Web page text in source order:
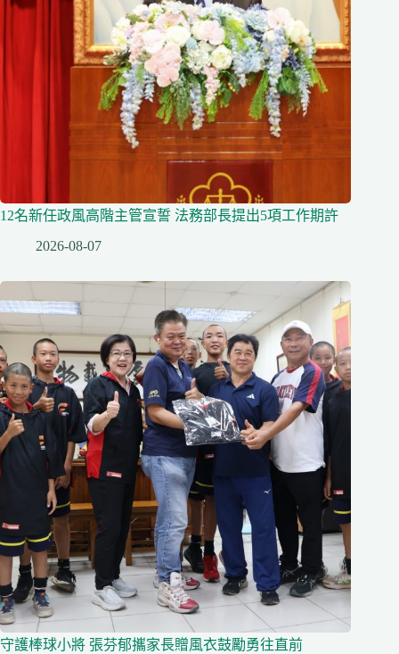
12名新任政風高階主管宣誓 法務部長提出5項工作期許
2026-08-07
守護棒球小將 張芬郁攜家長贈風衣鼓勵勇往直前